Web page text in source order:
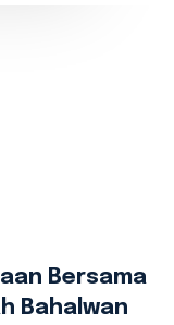
Bersama
Bahalwan